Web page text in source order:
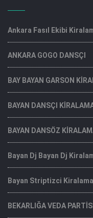
Ankara Fasıl Ekibi
ANKARA GOGO DANSÇI
BAY BAYAN GARSON
BAYAN DANSÇI
BAYAN DANSÖZ
Bayan Dj Bayan Dj
Bayan Striptizci Kiralama
BEKARLIĞA VEDA PARTİSİ